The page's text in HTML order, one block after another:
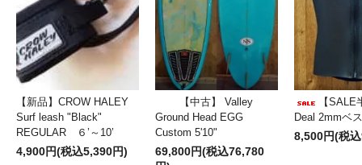
【新品】CROW HALEY
Surf leash "Black"
REGULAR ６’～10’
4,900円(税込5,390円)
【中古】 Valley
Ground Head EGG
Custom 5'10"
69,800円(税込76,780
【SALE
Deal 2mmベ
8,500円(税